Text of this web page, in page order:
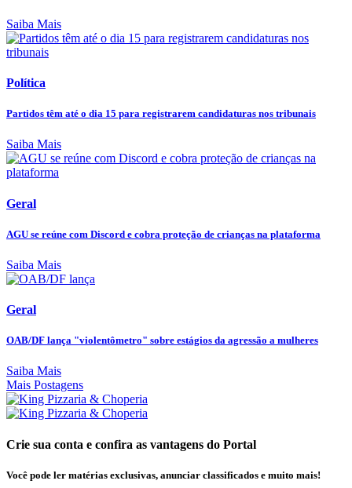
Saiba Mais
Política
Partidos têm até o dia 15 para registrarem candidaturas nos tribunais
Saiba Mais
Geral
AGU se reúne com Discord e cobra proteção de crianças na plataforma
Saiba Mais
Geral
OAB/DF lança "violentômetro" sobre estágios da agressão a mulheres
Saiba Mais
Mais Postagens
Crie sua conta e confira as vantagens do Portal
Você pode ler matérias exclusivas, anunciar classificados e muito mais!